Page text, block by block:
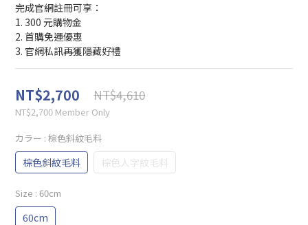
完成官網註冊可享：
1. 300 元購物金
2. 首購免運優惠
3. 官網私訊再獲隱藏好禮
NT$2,700 NT$4,610
NT$2,700 Member Only
カラー : 棕色斜紋毛料
棕色斜紋毛料 棕色人字紋毛料
Size : 60cm
60cm